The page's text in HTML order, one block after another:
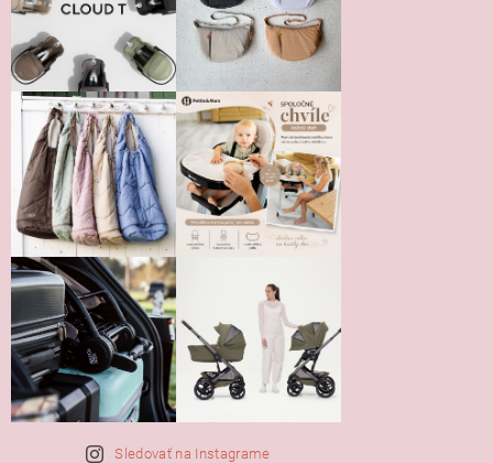
Vložením hodnotenie súhlasíte s
podmienkami ochrany
osobných údajov
Sledovať na Instagrame